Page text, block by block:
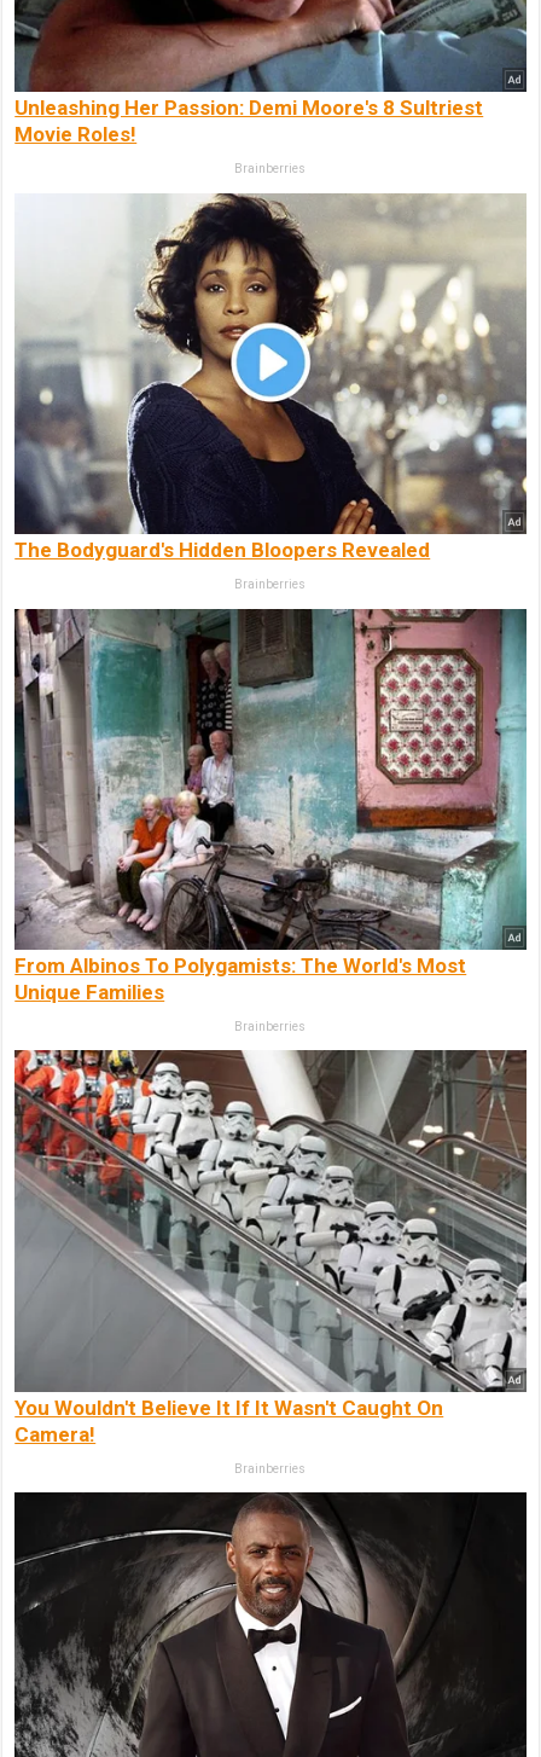
Unleashing Her Passion: Demi Moore's 8 Sultriest
Movie Roles!
Brainberries
The Bodyguard's Hidden Bloopers Revealed
Brainberries
From Albinos To Polygamists: The World's Most
Unique Families
Brainberries
You Wouldn't Believe It If It Wasn't Caught On
Camera!
Brainberries